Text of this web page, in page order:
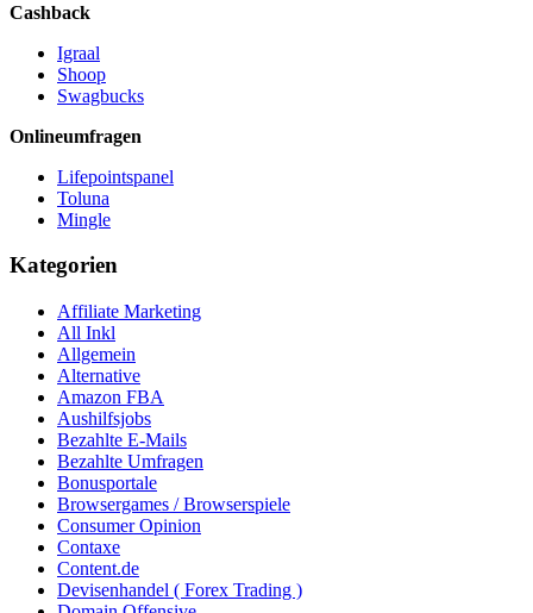
Cashback
Igraal
Shoop
Swagbucks
Onlineumfragen
Lifepointspanel
Toluna
Mingle
Kategorien
Affiliate Marketing
All Inkl
Allgemein
Alternative
Amazon FBA
Aushilfsjobs
Bezahlte E-Mails
Bezahlte Umfragen
Bonusportale
Browsergames / Browserspiele
Consumer Opinion
Contaxe
Content.de
Devisenhandel ( Forex Trading )